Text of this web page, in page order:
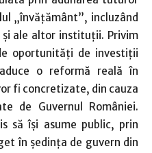
„învățământ”, incluzând
ale altor instituții. Privim
oportunități de investiții
o reformă reală în
fi concretizate, din cauza
de Guvernul României.
să își asume public, prin
în ședința de guvern din